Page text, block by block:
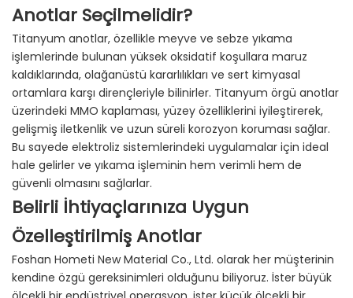
Anotlar Seçilmelidir?
Titanyum anotlar, özellikle meyve ve sebze yıkama
işlemlerinde bulunan yüksek oksidatif koşullara maruz
kaldıklarında, olağanüstü kararlılıkları ve sert kimyasal
ortamlara karşı dirençleriyle bilinirler. Titanyum örgü anotlar
üzerindeki MMO kaplaması, yüzey özelliklerini iyileştirerek,
gelişmiş iletkenlik ve uzun süreli korozyon koruması sağlar.
Bu sayede elektroliz sistemlerindeki uygulamalar için ideal
hale gelirler ve yıkama işleminin hem verimli hem de
güvenli olmasını sağlarlar.
Belirli İhtiyaçlarınıza Uygun
Özelleştirilmiş Anotlar
Foshan Hometi New Material Co., Ltd. olarak her müşterinin
kendine özgü gereksinimleri olduğunu biliyoruz. İster büyük